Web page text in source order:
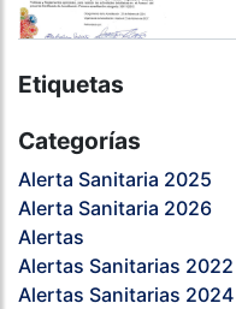
Etiquetas
Categorías
Alerta Sanitaria 2025
Alerta Sanitaria 2026
Alertas
Alertas Sanitarias 2022
Alertas Sanitarias 2024